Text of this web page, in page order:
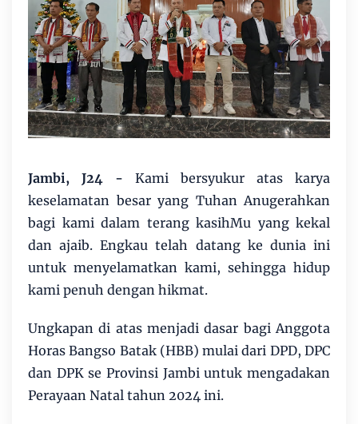
Jambi, J24 - Kami bersyukur atas karya
keselamatan besar yang Tuhan Anugerahkan
bagi kami dalam terang kasihMu yang kekal
dan ajaib. Engkau telah datang ke dunia ini
untuk menyelamatkan kami, sehingga hidup
kami penuh dengan hikmat.
Ungkapan di atas menjadi dasar bagi Anggota
Horas Bangso Batak (HBB) mulai dari DPD, DPC
dan DPK se Provinsi Jambi untuk mengadakan
Perayaan Natal tahun 2024 ini.